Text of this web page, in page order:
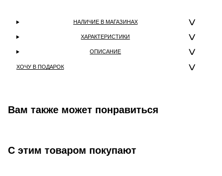
НАЛИЧИЕ В МАГАЗИНАХ
ХАРАКТЕРИСТИКИ
ОПИСАНИЕ
ХОЧУ В ПОДАРОК
Вам также может понравиться
С этим товаром покупают